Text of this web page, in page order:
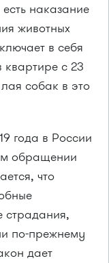
наказание
животных
в себя
квартире с 23
собак в это
года в России
обращении
что
страдания,
по-прежнему
дает